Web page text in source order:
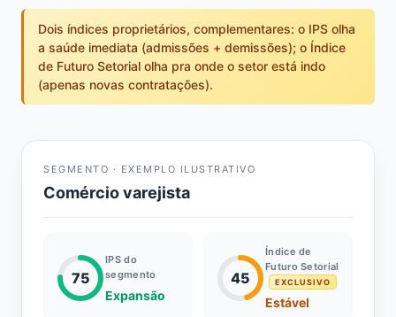
Dois índices proprietários, complementares: o IPS olha
a saúde imediata (admissões + demissões); o Índice
de Futuro Setorial olha pra onde o setor está indo
(apenas novas contratações).
SEGMENTO · EXEMPLO ILUSTRATIVO
Comércio varejista
75
IPS do
segmento
Expansão
45
Índice de
Futuro Setorial
EXCLUSIVO
Estável